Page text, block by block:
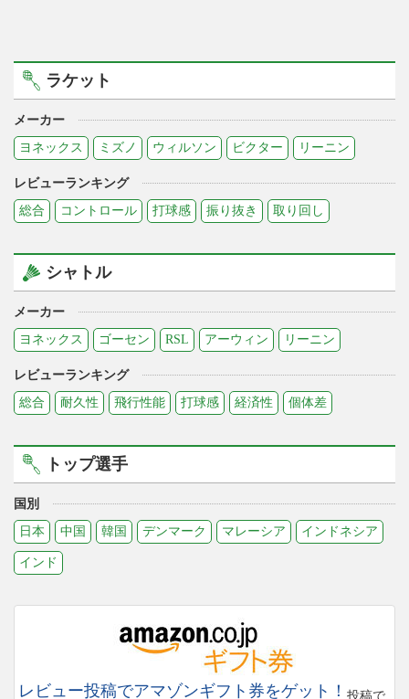
ラケット
メーカー
ヨネックス
ミズノ ウィルソン ビクター リーニン
レビューランキング
総合
コントロール 打球感 振り抜き 取り回し
シャトル
メーカー
ヨネックス
ゴーセン RSL アーウィン リーニン
レビューランキング
総合
耐久性 飛行性能 打球感 経済性 個体差
トップ選手
国別
日本
中国 韓国 デンマーク マレーシア インドネシア
インド
レビュー投稿でアマゾンギフト券をゲット！ 投稿で